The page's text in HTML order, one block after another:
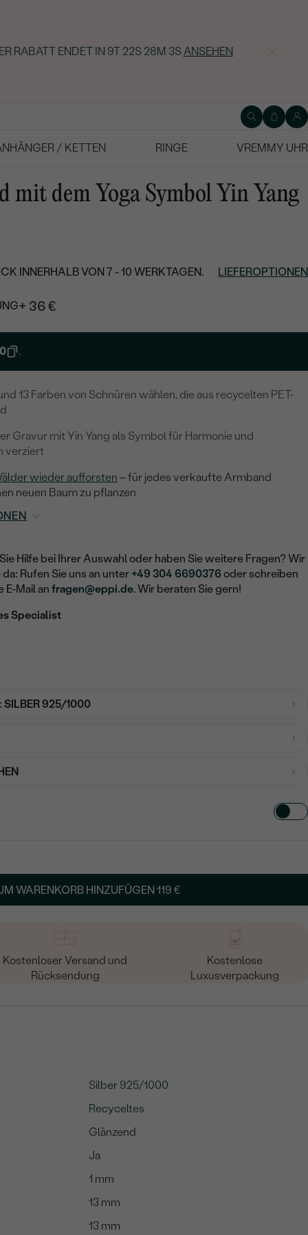
RABATT ENDET IN 9T 22S 28M 2SANSEHEN
/ KETTEN RINGE
VREMMY UHR
mit dem Yoga Symbol Yin Yang
INNERHALB VON 7 - 10 WERKTAGEN. LIEFEROPTIONEN
+ 36 €
.
13 Farben von Schnüren wählen, die aus recycelten PET-
Gravur mit Yin Yang als Symbol für Harmonie und
verziert
wieder aufforsten – für jedes verkaufte Armband
neuen Baum zu pflanzen
Hilfe bei Ihrer Auswahl oder haben Sie weitere Fragen? Wir
Rufen Sie uns an unter +49 304 6690376 oder schreiben
E-Mail anfragen@eppi.de. Wir beraten Sie gern!
Specialist
SILBER 925/1000
WARENKORB HINZUFÜGEN119 €
Kostenloser Versand und
Rücksendung
Kostenlose
Luxusverpackung
Silber 925/1000
Recyceltes
Glänzend
Ja
1 mm
13 mm
13 mm